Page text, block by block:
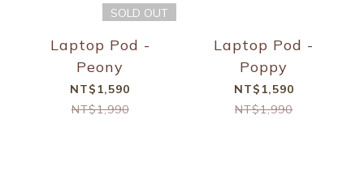
SOLD OUT
Laptop Pod -
Peony
NT$1,590
NT$1,990
Laptop Pod -
Poppy
NT$1,590
NT$1,990